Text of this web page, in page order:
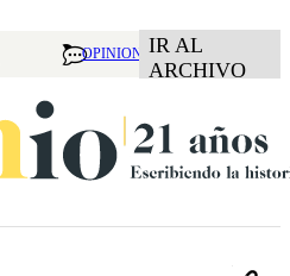
OPINION IR AL
ARCHIVO